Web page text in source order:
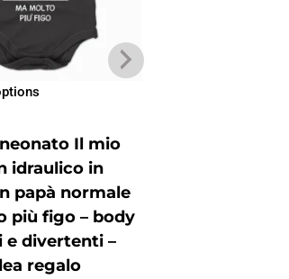
Il mio
idraulico in
papà normale
più figo – body
e divertenti –
regalo